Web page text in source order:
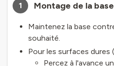
1 Montage de la base
Maintenez la base
souhaité.
Pour les surfaces dures
Percez à l'avance